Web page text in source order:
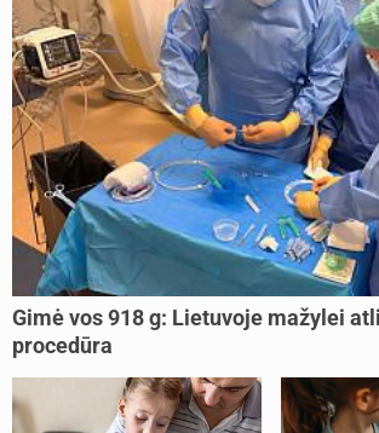
Gimė vos 918 g: Lietuvoje mažylei
procedūra